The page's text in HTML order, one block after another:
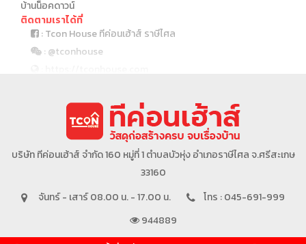
บ้านน็อคดาวน์
ติดตามเราได้ที่
: Tcon House ทีค่อนเฮ้าส์ ราษีไศล
: @tconhouse
บริษัทในเครือ
บริษัท ทีค่อนเฮ้าส์ จำกัด 160 หมู่ที่ 1 ตำบลบัวหุ่ง อำเภอราษีไศล จ.ศรีสะเกษ
33160
จันทร์ - เสาร์ 08.00 น. - 17.00 น.
โทร : 045-691-999
944889